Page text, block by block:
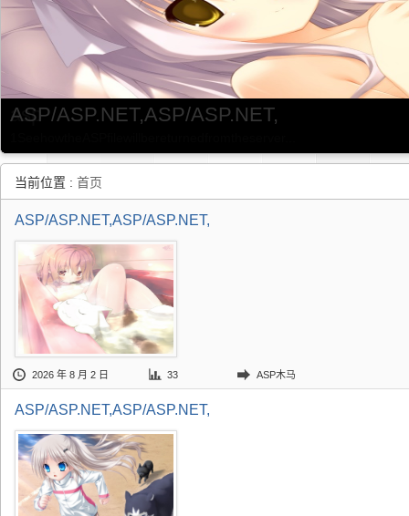
ASP/ASP.NET,ASP/ASP.NET,
ASP/ASP.NET,ASP/ASP.NET,
asp
ASP/ASP.NET,ASP/ASP.NET,
当前位置 : 首页
ASP/ASP.NET,ASP/ASP.NET,
2026 年 8 月 2 日 33 ASP木马
ASP/ASP.NET,ASP/ASP.NET,